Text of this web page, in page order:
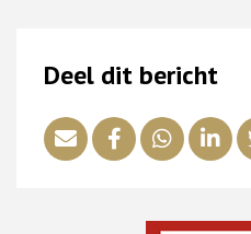
Deel dit bericht